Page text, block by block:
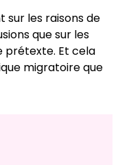
sur les raisons de
que sur les
prétexte. Et cela
migratoire que